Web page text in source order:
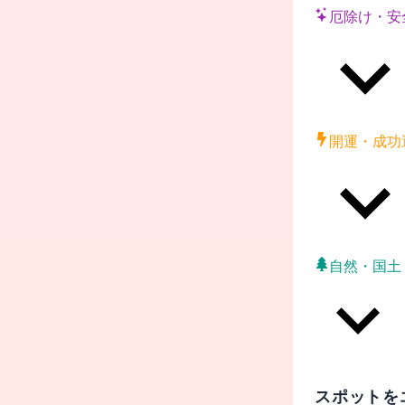
厄除け・安
開運・成功
自然・国土
スポット